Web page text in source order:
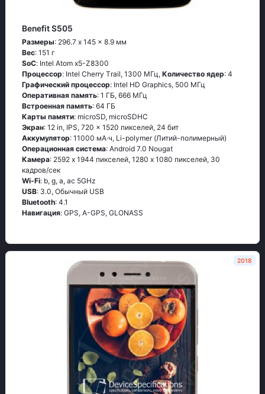
Benefit S505
Размеры: 296.7 x 145 x 8.9 мм
Вес: 151 г
SoC: Ιntеl Аtоm х5-Ζ8300
Процессор: Ιntеl Сhеrry Тrаil, 1300 МГц, Количество ядер: 4
Графический процессор: Intel HD Graphics, 500 МГц
Оперативная память: 1 ГБ, 666 МГц
Встроенная память: 64 ГБ
Карты памяти: microSD, microSDHC
Экран: 12 in, IPS, 720 x 1520 пикселей, 24 бит
Аккумулятор: 11000 мА·ч, Li-polymer (Литий-полимерный)
Oперационная система: Аndrоid 7.0 Νоugаt
Камера: 2592 x 1944 пикселей, 1280 x 1080 пикселей, 30
кадров/сек
Wi-Fi: b, g, а, ас 5GНz
USB: 3.0, Обычный USB
Bluetooth: 4.1
Навигация: GРS, А-GРS, GLОΝАSS
2018